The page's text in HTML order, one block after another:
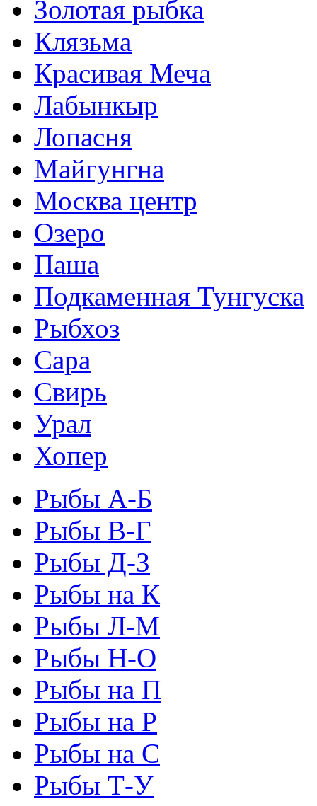
Золотая рыбка
Клязьма
Красивая Меча
Лабынкыр
Лопасня
Майгунгна
Москва центр
Озеро
Паша
Подкаменная Тунгуска
Рыбхоз
Сара
Свирь
Урал
Хопер
Рыбы А-Б
Рыбы В-Г
Рыбы Д-З
Рыбы на К
Рыбы Л-М
Рыбы Н-О
Рыбы на П
Рыбы на Р
Рыбы на С
Рыбы Т-У